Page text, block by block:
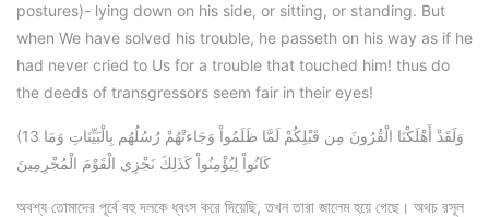
postures)- lying down on his side, or sitting, or standing. But
when We have solved his trouble, he passeth on his way as if he
had never cried to Us for a trouble that touched him! thus do
the deeds of transgressors seem fair in their eyes!
(13 وَلَقَدْ أَهْلَكْنَا الْقُرُونَ مِن قَبْلِكُمْ لَمَّا ظَلَمُواْ وَجَاءتْهُمْ رُسُلُهُم بِالْبَيِّنَاتِ وَمَا
كَانُواْ لِيُؤْمِنُواْ كَذَلِكَ نَجْزِي الْقَوْمَ الْمُجْرِمِينَ
অবশ্য তোমাদের পূর্বে বহু দলকে ধ্বংস করে দিয়েছি, তখন তারা জালেম হয়ে গেছে। অথচ রসূল